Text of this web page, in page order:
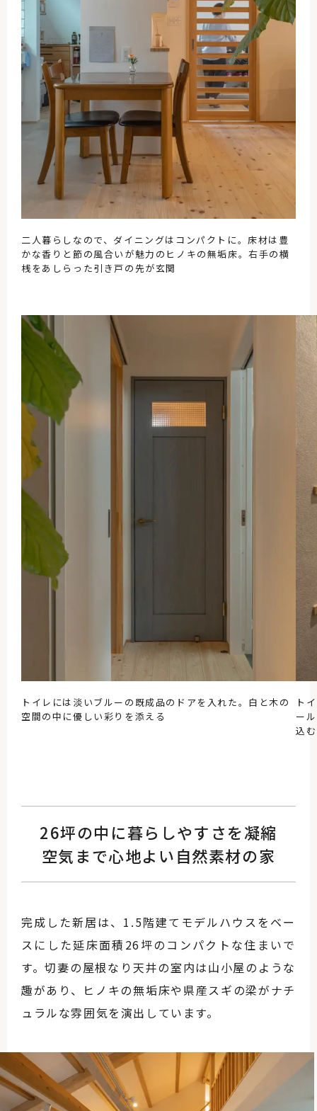
二人暮らしなので、ダイニングはコンパクトに。床材は豊
かな香りと節の風合いが魅力のヒノキの無垢床。右手の横
桟をあしらった引き戸の先が玄関
トイレには淡いブルーの既成品のドアを入れた。白と木の
空間の中に優しい彩りを添える
ト
ー
込む
26坪の中に暮らしやすさを凝縮
空気まで心地よい自然素材の家
完成した新居は、1.5階建てモデルハウスをベー
スにした延床面積26坪のコンパクトな住まいで
す。切妻の屋根なり天井の室内は山小屋のような
趣があり、ヒノキの無垢床や県産スギの梁がナチ
ュラルな雰囲気を演出しています。